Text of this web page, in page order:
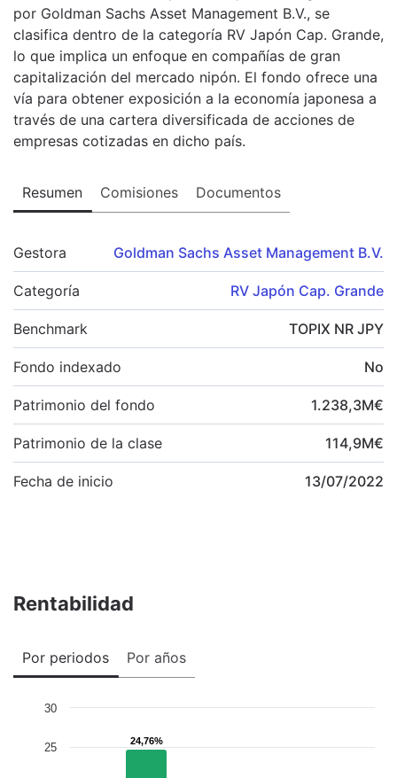
por Goldman Sachs Asset Management B.V., se
clasifica dentro de la categoría RV Japón Cap. Grande,
lo que implica un enfoque en compañías de gran
capitalización del mercado nipón. El fondo ofrece una
vía para obtener exposición a la economía japonesa a
través de una cartera diversificada de acciones de
empresas cotizadas en dicho país.
Resumen Comisiones Documentos
Gestora Goldman Sachs Asset Management B.V.
Categoría RV Japón Cap. Grande
Benchmark TOPIX NR JPY
Fondo indexado No
Patrimonio del fondo 1.238,3M€
Patrimonio de la clase 114,9M€
Fecha de inicio 13/07/2022
Rentabilidad
Por periodos Por años
24,76%
24,76%
25
30